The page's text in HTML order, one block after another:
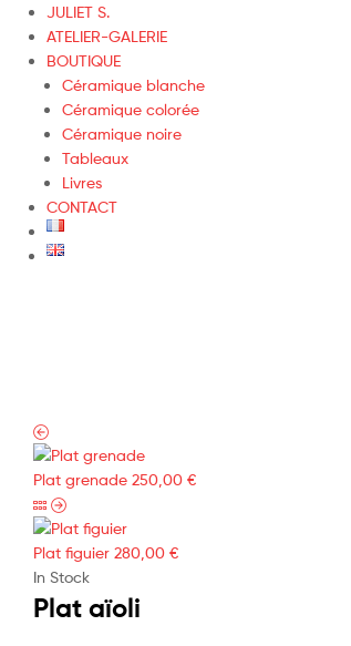
JULIET S.
ATELIER-GALERIE
BOUTIQUE
Céramique blanche
Céramique colorée
Céramique noire
Tableaux
Livres
CONTACT
Plat grenade 250,00 €
Plat figuier 280,00 €
In Stock
Plat aïoli